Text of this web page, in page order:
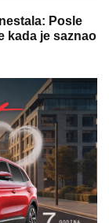
Posle
kada je saznao